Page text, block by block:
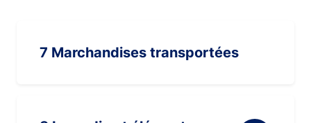
7 Marchandises transportées